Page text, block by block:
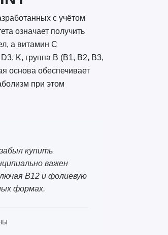
с учётом
означает получить
а витамин C
K, группа B (B1, B2, B3,
основа обеспечивает
при этом
купить
важен
B12 и фолиевую
формах.